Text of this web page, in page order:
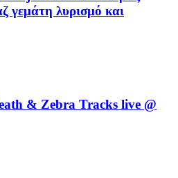
γεμάτη λυρισμό και
& Zebra Tracks live @